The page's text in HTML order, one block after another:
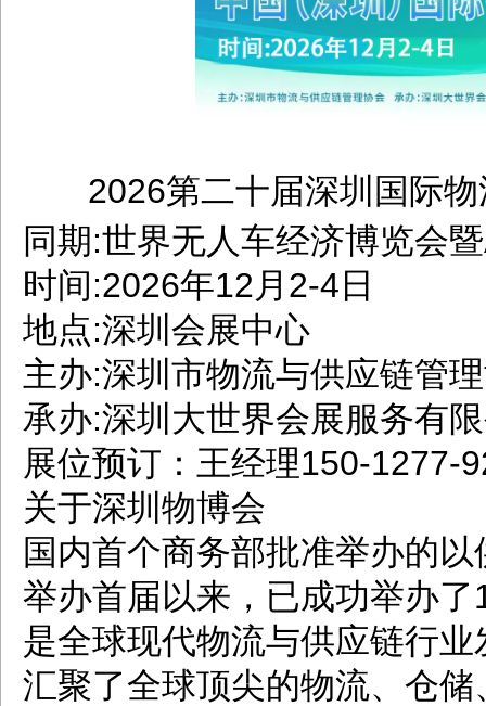
2026第二十届深圳国际
同期:世界无人车经济博览会
时间:2026年12月2-4日
地点:深圳会展中心
主办:深圳市物流与供应链管
承办:深圳大世界会展服务有
展位预订：王经理150-1277-
关于深圳物博会
国内首个商务部批准举办的
举办首届以来，已成功举办
是全球现代物流与供应链行
汇聚了全球顶尖的物流、仓